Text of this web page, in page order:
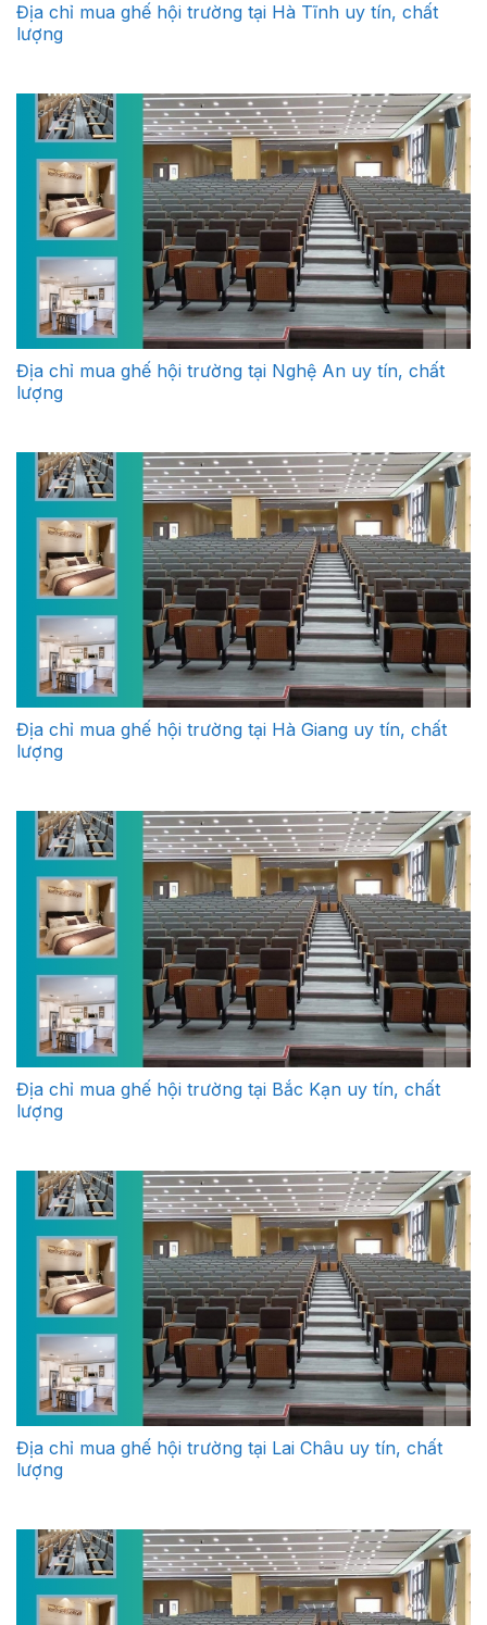
Địa chỉ mua ghế hội trường tại Hà Tĩnh uy tín, chất
lượng
Địa chỉ mua ghế hội trường tại Nghệ An uy tín, chất
lượng
Địa chỉ mua ghế hội trường tại Hà Giang uy tín, chất
lượng
Địa chỉ mua ghế hội trường tại Bắc Kạn uy tín, chất
lượng
Địa chỉ mua ghế hội trường tại Lai Châu uy tín, chất
lượng